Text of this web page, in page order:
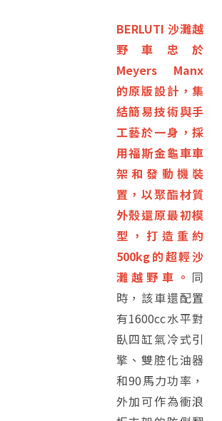
BERLUTI 沙灘越
野車忠於
Meyers Manx
的原版設計，集
結簡易技術與手
工藝於一身，採
用福斯金龜車車
架和發動機裝
置，以聚酯材質
外殼還原最初模
型，打造重約
500kg的超輕沙
灘越野車。 同
時，該車還配置
有1600cc水平對
臥四缸氣冷式引
擎、雙腔化油器
和90馬力功率，
外加可作為衝浪